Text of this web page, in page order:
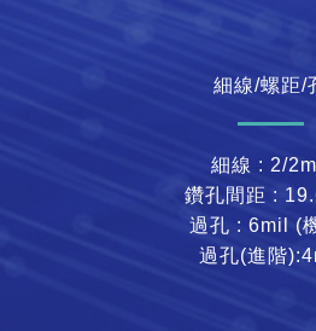
細線/螺距/
細線 : 2/
鑽孔間距 :
過孔 : 6mil (
過孔(進階